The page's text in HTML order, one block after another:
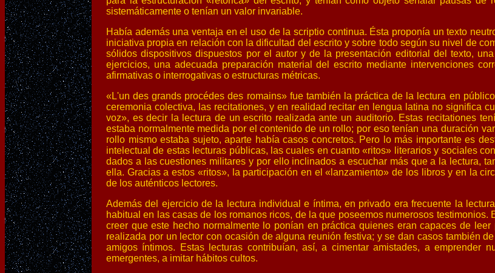
sistemáticamente o tenían un valor invariable.
Había además una ventaja en el uso de la scriptio continua. Ésta proponía un texto
iniciativa propia en relación con la dificultad del escrito y sobre todo según su nivel de
sólidos dispositivos dispuestos por el autor y de la presentación editorial del texto,
ejercicios, una adecuada preparación material del escrito mediante intervenciones
afirmativas o interrogativas o estructuras métricas.
«L'un des grands procédes des romains» fue también la práctica de la lectura en
ceremonia colectiva, las recitationes, y en realidad recitar en lengua latina no significa
voz», es decir la lectura de un escrito realizada ante un auditorio. Estas recitationes
estaba normalmente medida por el contenido de un rollo; por eso tenían una duración
rollo mismo estaba sujeto, aparte había casos concretos. Pero lo más importante es
intelectual de estas lecturas públicas, las cuales en cuanto «ritos» literarios y sociales
dados a las cuestiones militares y por ello inclinados a escuchar más que a la lectura,
ella. Gracias a estos «ritos», la participación en el «lanzamiento» de los libros y en la
de los auténticos lectores.
Además del ejercicio de la lectura individual e íntima, en privado era frecuente la
habitual en las casas de los romanos ricos, de la que poseemos numerosos
creer que este hecho normalmente lo ponían en práctica quienes eran capaces de
realizada por un lector con ocasión de alguna reunión festiva; y se dan casos también
amigos íntimos. Estas lecturas contribuían, así, a cimentar amistades, a
emergentes, a imitar hábitos cultos.